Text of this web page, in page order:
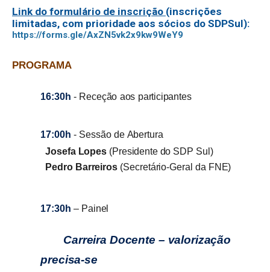
Link do formulário de inscrição (inscrições
limitadas, com prioridade aos sócios do SDPSul):
https://forms.gle/AxZN5vk2x9kw9WeY9
PROGRAMA
16:30h - Receção aos participantes
17:00h - Sessão de Abertura
Josefa Lopes (Presidente do SDP Sul)
Pedro Barreiros (Secretário-Geral da FNE)
17:30h – Painel
Carreira Docente – valorização
precisa-se